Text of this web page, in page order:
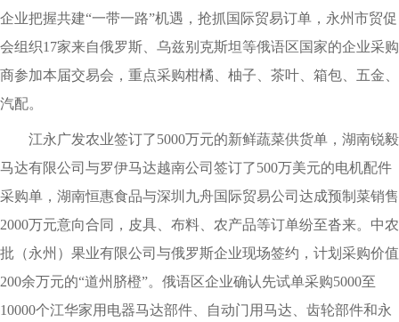
企业把握共建“一带一路”机遇，抢抓国际贸易订单，永州市贸促
会组织17家来自俄罗斯、乌兹别克斯坦等俄语区国家的企业采购
商参加本届交易会，重点采购柑橘、柚子、茶叶、箱包、五金、
汽配。
江永广发农业签订了5000万元的新鲜蔬菜供货单，湖南锐毅
马达有限公司与罗伊马达越南公司签订了500万美元的电机配件
采购单，湖南恒惠食品与深圳九舟国际贸易公司达成预制菜销售
2000万元意向合同，皮具、布料、农产品等订单纷至沓来。中农
批（永州）果业有限公司与俄罗斯企业现场签约，计划采购价值
200余万元的“道州脐橙”。俄语区企业确认先试单采购5000至
10000个江华家用电器马达部件、自动门用马达、齿轮部件和永